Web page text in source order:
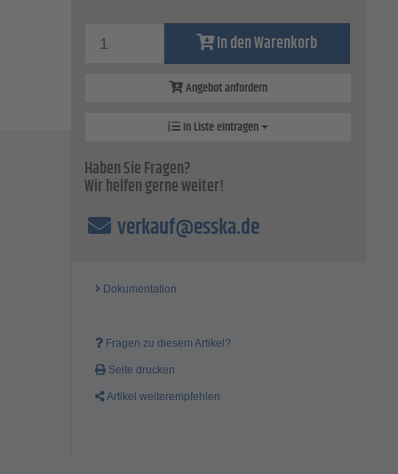
In den Warenkorb
Angebot anfordern
In Liste eintragen
Haben Sie Fragen?
Wir helfen gerne weiter!
verkauf@esska.de
Dokumentation
Fragen zu diesem Artikel?
Seite drucken
Artikel weiterempfehlen